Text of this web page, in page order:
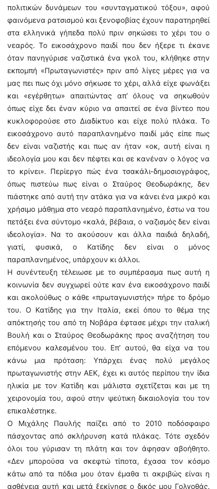
πολιτικών δυνάμεων του «συνταγματικού τόξου», αφού
φαινόμενα ρατσισμού και ξενοφοβίας έχουν παρατηρηθεί
στα ελληνικά γήπεδα πολύ πριν σηκώσει το χέρι του ο
νεαρός. Το εικοσάχρονο παιδί που δεν ήξερε τι έκανε
όταν πανηγύρισε ναζιστικά ένα γκολ του, κλήθηκε στην
εκπομπή «Πρωταγωνιστές» πριν από λίγες μέρες για να
μας πει πως όχι μόνο σήκωσε το χέρι, αλλά είχε φωνάξει
και «εγέρθητω» απαιτώντας απ’ όλους να σηκωθούν
όπως είχε δει έναν κύριο να απαιτεί σε ένα βίντεο που
κυκλοφορούσε στο Διαδίκτυο και είχε πολύ πλάκα. Το
εικοσάχρονο αυτό παραπλανημένο παιδί μάς είπε πως
δεν είναι ναζιστής και πως αν ήταν «οκ, αυτή είναι η
ιδεολογία μου και δεν πέφτει και σε κανέναν ο λόγος να
το κρίνει». Περίεργο πώς ένα τσακάλι-δημοσιογράφος,
όπως πιστεύω πως είναι ο Σταύρος Θεοδωράκης, δεν
πιάστηκε από αυτή την ατάκα για να κάνει ένα μικρό και
χρήσιμο μάθημα στο νεαρό παραπλανημένο, έστω να του
πετάξει ένα σύντομο «καλά, βέβαια, ο ναζισμός δεν είναι
ιδεολογία». Να το ακούσουν και άλλα παιδιά δηλαδή,
γιατί, φυσικά, ο Κατίδης δεν είναι ο μόνος
παραπλανημένος, υπάρχουν κι άλλοι.
Η συνέντευξη τέλειωσε με το συμπέρασμα πως αυτή η
κοινωνία δεν συγχωρεί ούτε καν ένα εικοσάχρονο παιδί
και ακολούθως ο κάθε «πρωταγωνιστής» πήρε το δρόμο
του. Ο Κατίδης για την Ιταλία, εκεί όπου το θέμα της
απόκτησής του από τη Νοβάρα έφτασε μέχρι την ιταλική
Βουλή και ο Σταύρος Θεοδωράκης προς αναζήτηση του
επόμενου καλεσμένου του. Επ’ αυτού, θα είχα να του
κάνω μια πρόταση: Υπάρχει ένας πολύ μεγάλος
πρωταγωνιστής στην ΑΕΚ, έχει κι αυτός περίπου την ίδια
ηλικία με τον Κατίδη και μάλιστα σχετίζεται και με τη
χειρονομία του, αφού στην ψεύτικη δικαιολογία του τον
επικαλέστηκε.
Ο Μιχάλης Παυλής παίζει από το 2010 ποδόσφαιρο
πάσχοντας από σκλήρυνση κατά πλάκας. Τότε σχεδόν
όλοι του γύρισαν τη πλάτη και τον άφησαν αβοήθητο.
«Δεν μπορούσα να σκεφτώ τίποτα, έχασα τον κόσμο
κάτω από τα πόδια μου όταν έμαθα τι ακριβώς είναι η
ασθένεια αυτή και μετά ξεκίνησε ο δικός μου Γολγοθάς.